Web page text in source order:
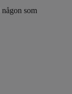
någon som